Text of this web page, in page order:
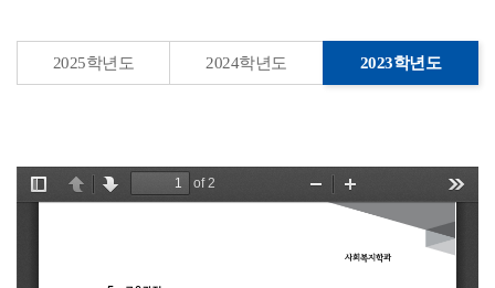
2025학년도 2024학년도 2023학년도